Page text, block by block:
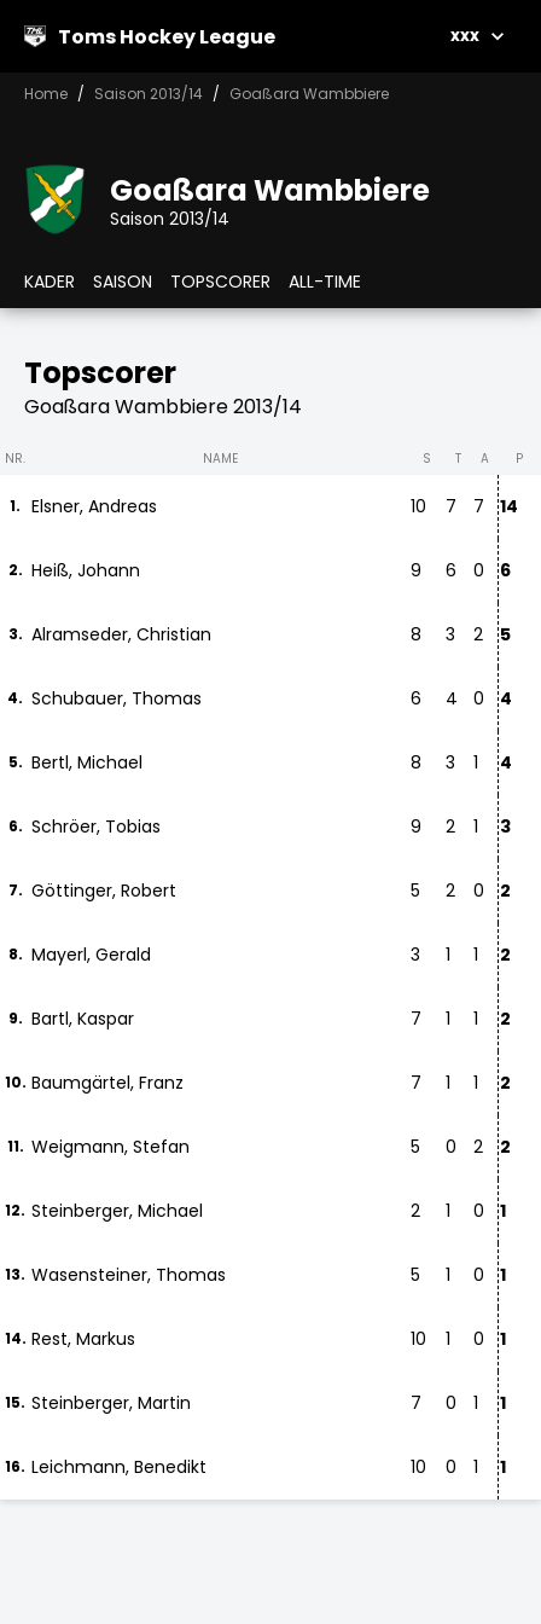
Toms Hockey League xxx
Home Saison 2013/14 Goaßara Wambbiere
Goaßara Wambbiere
Saison 2013/14
KADER SAISON TOPSCORER ALL-TIME
Topscorer
Goaßara Wambbiere 2013/14
NR. NAME S T A P
1. Elsner, Andreas 10 7 7 14
2. Heiß, Johann 9 6 0 6
3. Alramseder, Christian 8 3 2 5
4. Schubauer, Thomas 6 4 0 4
5. Bertl, Michael 8 3 1 4
6. Schröer, Tobias 9 2 1 3
7. Göttinger, Robert 5 2 0 2
8. Mayerl, Gerald 3 1 1 2
9. Bartl, Kaspar 7 1 1 2
10. Baumgärtel, Franz 7 1 1 2
11. Weigmann, Stefan 5 0 2 2
12. Steinberger, Michael 2 1 0 1
13. Wasensteiner, Thomas 5 1 0 1
14. Rest, Markus 10 1 0 1
15. Steinberger, Martin 7 0 1 1
16. Leichmann, Benedikt 10 0 1 1